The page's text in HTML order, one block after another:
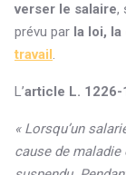
verser le salaire,
prévu par la loi,
travail.
L’article L. 1226-
« Lorsqu’un
cause de maladie